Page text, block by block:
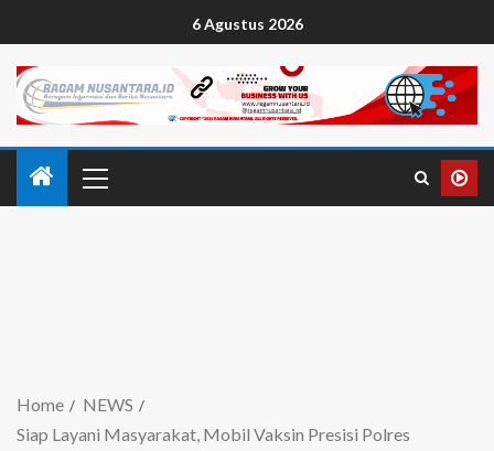
6 Agustus 2026
Home
NEWS
Siap Layani Masyarakat, Mobil Vaksin Presisi Polres